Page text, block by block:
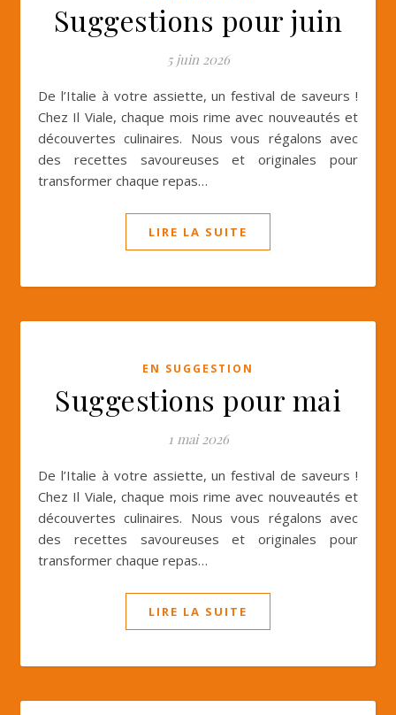
Suggestions pour juin
5 juin 2026
De l’Italie à votre assiette, un festival de saveurs !
Chez Il Viale, chaque mois rime avec nouveautés et
découvertes culinaires. Nous vous régalons avec
des recettes savoureuses et originales pour
transformer chaque repas…
LIRE LA SUITE
EN SUGGESTION
Suggestions pour mai
1 mai 2026
De l’Italie à votre assiette, un festival de saveurs !
Chez Il Viale, chaque mois rime avec nouveautés et
découvertes culinaires. Nous vous régalons avec
des recettes savoureuses et originales pour
transformer chaque repas…
LIRE LA SUITE